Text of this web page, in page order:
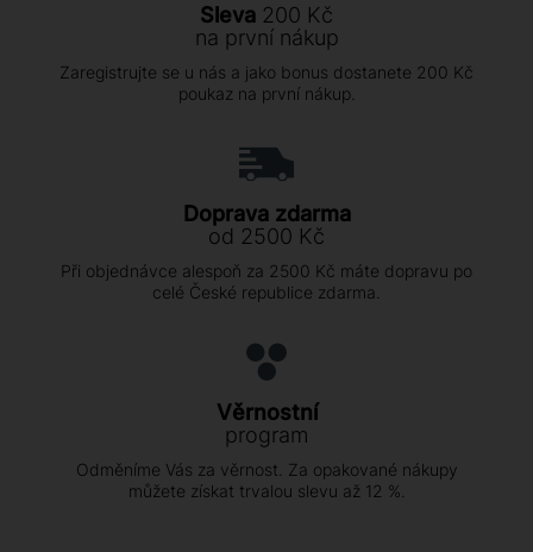
Sleva 200 Kč
na první nákup
Zaregistrujte se u nás a jako bonus dostanete 200 Kč
poukaz na první nákup.
Doprava zdarma
od 2500 Kč
Při objednávce alespoň za 2500 Kč máte dopravu po
celé České republice zdarma.
Věrnostní
program
Odměníme Vás za věrnost. Za opakované nákupy
můžete získat trvalou slevu až 12 %.